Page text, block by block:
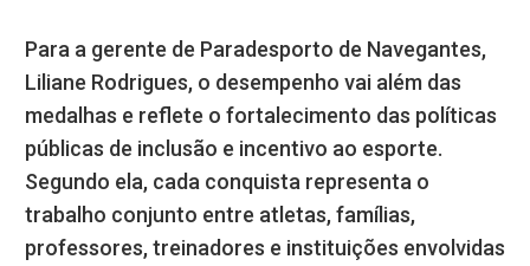
Para a gerente de Paradesporto de Navegantes,
Liliane Rodrigues, o desempenho vai além das
medalhas e reflete o fortalecimento das políticas
públicas de inclusão e incentivo ao esporte.
Segundo ela, cada conquista representa o
trabalho conjunto entre atletas, famílias,
professores, treinadores e instituições envolvidas